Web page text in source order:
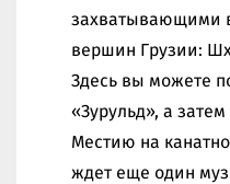
захватывающими
вершин Грузии:
Здесь вы можете
«Зурульд», а
Местию на
ждет еще один